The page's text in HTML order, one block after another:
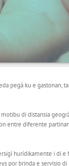
pegá ku e gastonan,
di distansia
entre diferente
hurídikamente i di e
por brinda e servisio